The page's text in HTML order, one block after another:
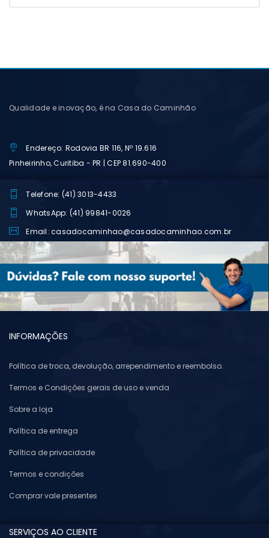
Qualidade e inovação, é na Casa do Caminhão
Endereço: Rodovia BR 116, Nº 19.616
Pinheirinho, Curitiba - PR | CEP 81.690-400
Telefone: (41) 3013-4433
WhatsApp: (41) 99841-0026
Email: casadocaminhao@casadocaminhao.com.br
INFORMAÇÕES
Política de troca, devolução, arrependimento e reembolso.
Termos e Condições gerais de uso e venda
Sobre a loja
Política de entrega
Política de privacidade
Termos e condições
Comprar vale presentes
SERVIÇOS AO CLIENTE